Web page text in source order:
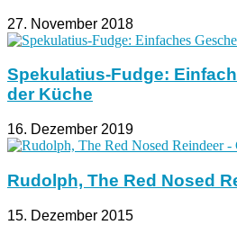
27. November 2018
Spekulatius-Fudge:
der Küche
16. Dezember 2019
Rudolph, The Red Nosed
15. Dezember 2015